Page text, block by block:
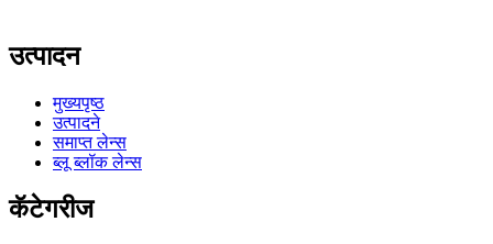
उत्पादन
मुख्यपृष्ठ
उत्पादने
समाप्त लेन्स
ब्लू ब्लॉक लेन्स
कॅटेगरीज